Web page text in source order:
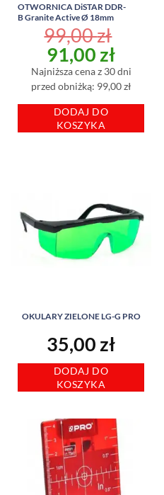
OTWORNICA DiSTAR DDR-
B Granite Active Ø 18mm
99,00zł
Pierwotna
cena
wynosiła:
99,00 zł.
91,00 zł
cena
91,00
Najniższa cena z 30 dni
przed obniżką: 99,00 zł
DODAJ DO
KOSZYKA
OKULARY ZIELONE LG-G PRO
35,00 zł
DODAJ DO
KOSZYKA